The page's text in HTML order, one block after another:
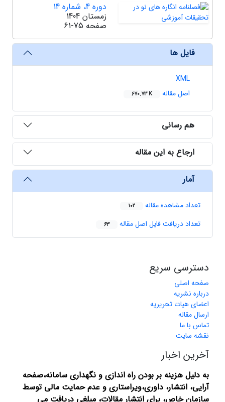
دوره 4، شماره 14
زمستان 1404
صفحه 61-75
فایل ها
XML
اصل مقاله
670.73 K
هم رسانی
ارجاع به این مقاله
آمار
تعداد مشاهده مقاله 102
تعداد دریافت فایل اصل مقاله 63
دسترسی سریع
صفحه اصلی
درباره نشریه
اعضای هیات تحریریه
ارسال مقاله
تماس با ما
نقشه سایت
آخرین اخبار
به دلیل هزینه بر بودن راه اندازی و نگهداری سامانه،صفحه
آرایی، انتشار، داوری،ویراستاری و عدم حمایت مالی توسط
سازمان خاص، برای انتشار مقالات، مبلغی دریافت می